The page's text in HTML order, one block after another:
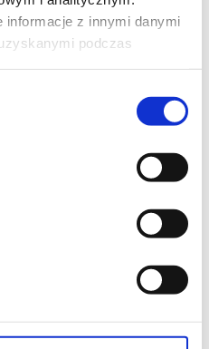
informacje z innymi danymi
podczas